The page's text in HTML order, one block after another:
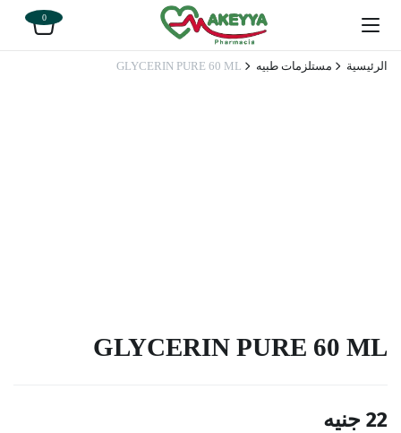
0
الرئيسية مستلزمات طبيه GLYCERIN PURE 60 ML
GLYCERIN PURE 60 ML
22 جنيه